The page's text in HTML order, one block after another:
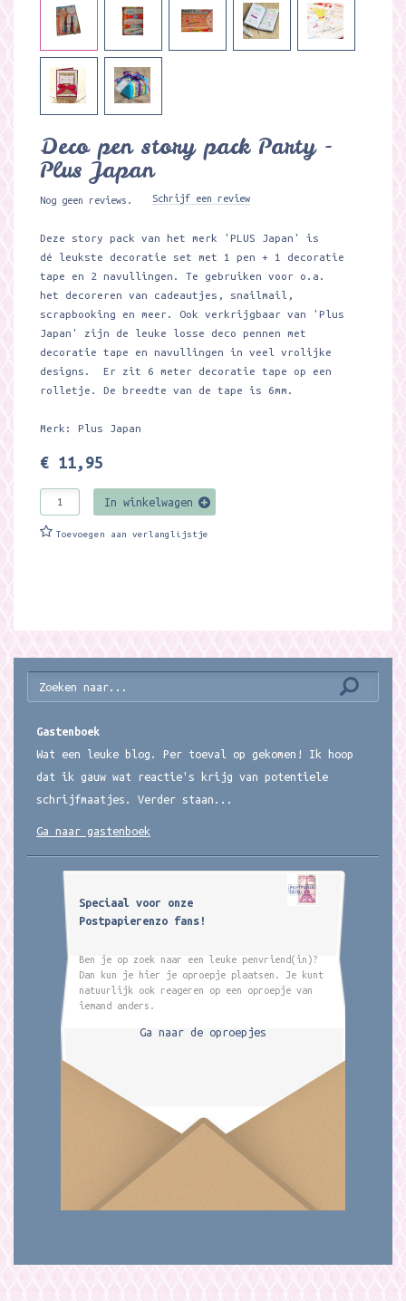
Deco pen story pack Party -
Plus Japan
Nog geen reviews. Schrijf een review
Deze story pack van het merk 'PLUS Japan' is
dé leukste decoratie set met 1 pen + 1 decoratie
tape en 2 navullingen. Te gebruiken voor o.a.
het decoreren van cadeautjes, snailmail,
scrapbooking en meer. Ook verkrijgbaar van 'Plus
Japan' zijn de leuke losse deco pennen met
decoratie tape en navullingen in veel vrolijke
designs. Er zit 6 meter decoratie tape op een
rolletje. De breedte van de tape is 6mm.
Merk: Plus Japan
€ 11,95
In winkelwagen
Toevoegen aan verlanglijstje
Gastenboek
Wat een leuke blog. Per toeval op gekomen! Ik hoop
dat ik gauw wat reactie's krijg van potentiele
schrijfmaatjes. Verder staan...
Ga naar gastenboek
Speciaal voor onze
Postpapierenzo fans!
Ben je op zoek naar een leuke penvriend(in)?
Dan kun je hier je oproepje plaatsen. Je kunt
natuurlijk ook reageren op een oproepje van
iemand anders.
Ga naar de oproepjes